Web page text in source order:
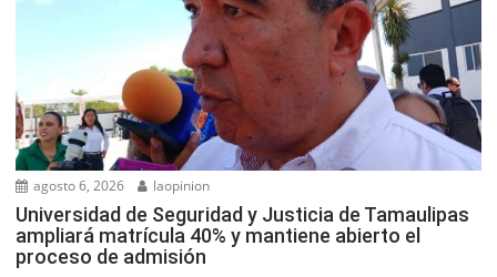
agosto 6, 2026 laopinion
Universidad de Seguridad y Justicia de Tamaulipas
ampliará matrícula 40% y mantiene abierto el
proceso de admisión